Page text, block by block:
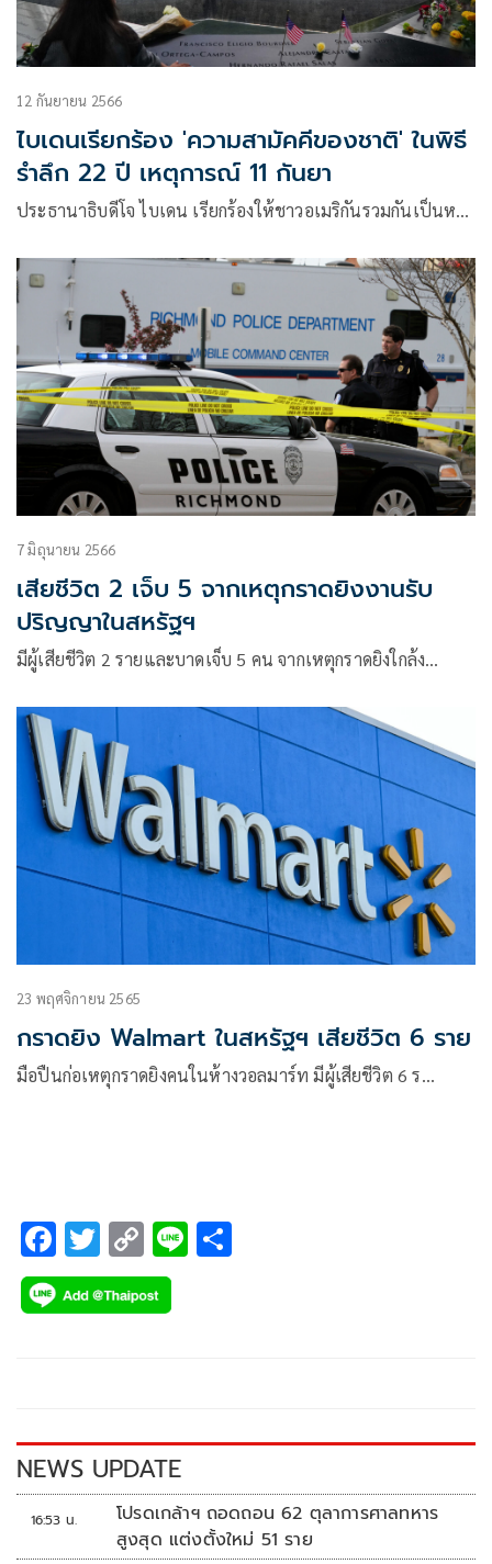
12 กันยายน 2566
ไบเดนเรียกร้อง 'ความสามัคคีของชาติ' ในพิธี
รำลึก 22 ปี เหตุการณ์ 11 กันยา
ประธานาธิบดีโจ ไบเดน เรียกร้องให้ชาวอเมริกันรวมกันเป็นห…
7 มิถุนายน 2566
เสียชีวิต 2 เจ็บ 5 จากเหตุกราดยิงงานรับ
ปริญญาในสหรัฐฯ
มีผู้เสียชีวิต 2 รายและบาดเจ็บ 5 คน จากเหตุกราดยิงใกล้ง…
23 พฤศจิกายน 2565
กราดยิง Walmart ในสหรัฐฯ เสียชีวิต 6 ราย
มือปืนก่อเหตุกราดยิงคนในห้างวอลมาร์ท มีผู้เสียชีวิต 6 ร…
F
ac
e
k
T
wi
tt
C
o
p
k
Li
NEWS UPDATE
16:53 น.
โปรดเกล้าฯ ถอดถอน 62 ตุลาการศาลทหาร
สูงสุด แต่งตั้งใหม่ 51 ราย